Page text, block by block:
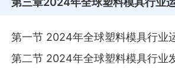
第一节 2024年全球塑料模具行业
第二节 2024年全球塑料模具行业